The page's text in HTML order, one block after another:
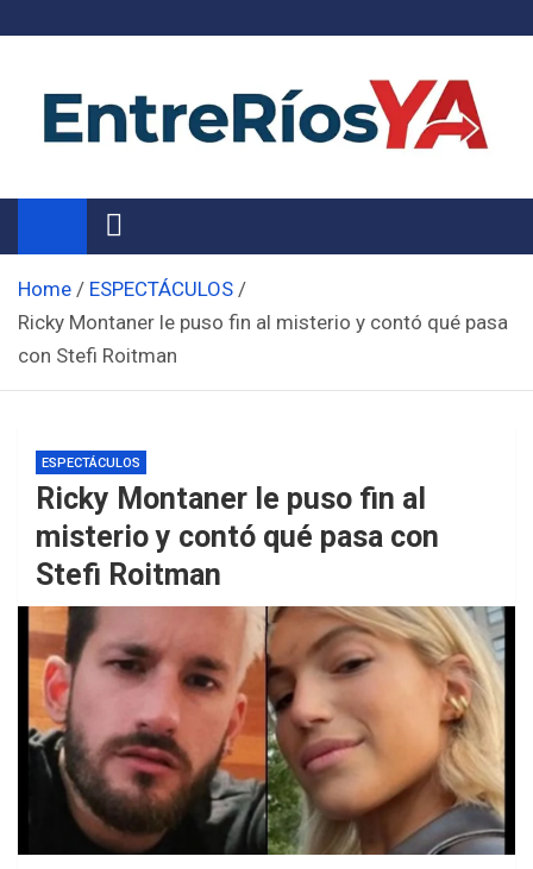
Noticias de Entre Ríos
Información de toda la provincia ahora
Home
ESPECTÁCULOS
Ricky Montaner le puso fin al misterio y contó qué pasa
con Stefi Roitman
ESPECTÁCULOS
Ricky Montaner le puso fin al
misterio y contó qué pasa con
Stefi Roitman